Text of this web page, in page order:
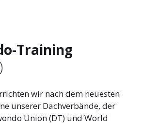
Training
wir nach dem neuesten
unserer Dachverbände, der
Union (DT) und World